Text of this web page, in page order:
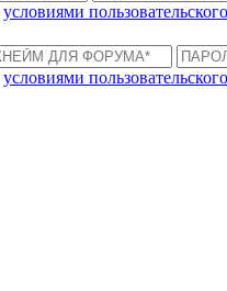
условиями
условиями